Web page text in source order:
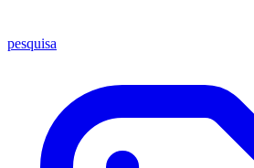
pesquisa